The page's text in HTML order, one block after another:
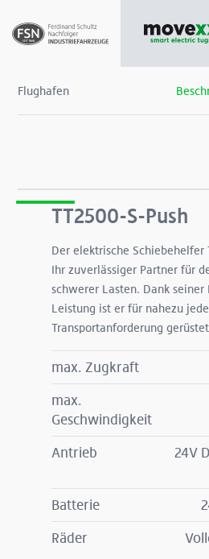
Services
Über uns
Flughafen
TT2500-S-Push
Der elektrische Schiebehelfer
Ihr zuverlässiger Partner für
schwerer Lasten. Dank
Leistung ist er für nahezu jede
Transportanforderung
max. Zugkraft
max.
Geschwindigkeit
Antrieb
24V
Batterie
Räder